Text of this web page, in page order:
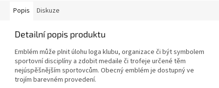
Popis Diskuze
Detailní popis produktu
Emblém může plnit úlohu loga klubu, organizace či být symbolem
sportovní disciplíny a zdobit medaile či trofeje určené těm
nejúspěšnějším sportovcům. Obecný emblém je dostupný ve
trojím barevném provedení.